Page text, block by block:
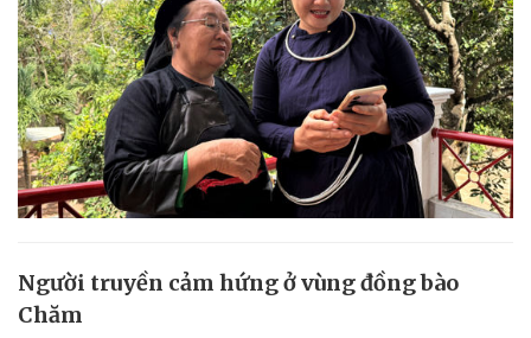
Người truyền cảm hứng ở vùng đồng bào
Chăm